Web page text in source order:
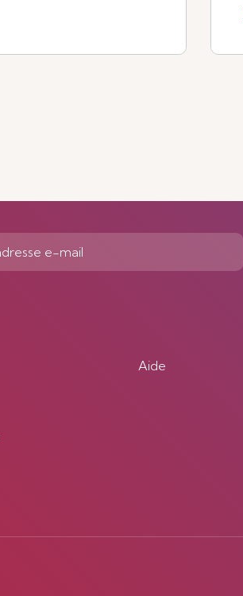
Aide